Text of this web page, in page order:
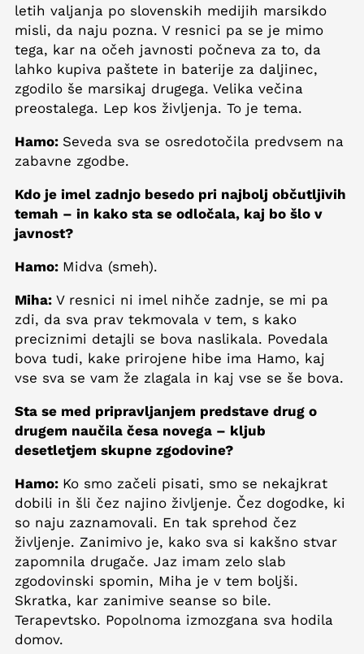
letih valjanja po slovenskih medijih marsikdo
misli, da naju pozna. V resnici pa se je mimo
tega, kar na očeh javnosti počneva za to, da
lahko kupiva paštete in baterije za daljinec,
zgodilo še marsikaj drugega. Velika večina
preostalega. Lep kos življenja. To je tema.
Hamo: Seveda sva se osredotočila predvsem na
zabavne zgodbe.
Kdo je imel zadnjo besedo pri najbolj občutljivih
temah – in kako sta se odločala, kaj bo šlo v
javnost?
Hamo: Midva (smeh).
Miha: V resnici ni imel nihče zadnje, se mi pa
zdi, da sva prav tekmovala v tem, s kako
preciznimi detajli se bova naslikala. Povedala
bova tudi, kake prirojene hibe ima Hamo, kaj
vse sva se vam že zlagala in kaj vse se še bova.
Sta se med pripravljanjem predstave drug o
drugem naučila česa novega – kljub
desetletjem skupne zgodovine?
Hamo: Ko smo začeli pisati, smo se nekajkrat
dobili in šli čez najino življenje. Čez dogodke, ki
so naju zaznamovali. En tak sprehod čez
življenje. Zanimivo je, kako sva si kakšno stvar
zapomnila drugače. Jaz imam zelo slab
zgodovinski spomin, Miha je v tem boljši.
Skratka, kar zanimive seanse so bile.
Terapevtsko. Popolnoma izmozgana sva hodila
domov.